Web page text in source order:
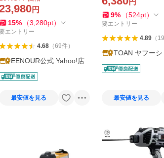
整 知能チップ制御 ノンガス
トラップ付き 工事用 MIG1
40P+
円
15% （3,280pt）
エントリー
4.68（69件）
EENOUR公式 Yahoo!店
最安値を見る
4432 3.2mm) 適合
NS−03Hi ゼロード44
円
9% （524pt）
要エントリー
4.89（ 19
TOAN ヤフーシ
グ店
最安値を見る